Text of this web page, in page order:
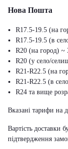
Нова Пошта
R17.5-19.5 (на
R17.5-19.5 (в
R20 (на город) ~
R20 (у село/
R21-R22.5 (на
R21-R22.5 (в
R24 та вище
Вказані тарифи на
Вартість доставки
підтвердження